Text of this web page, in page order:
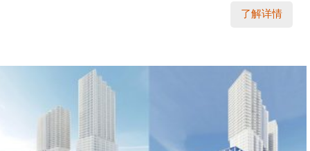
大多伦多教育网站
大多伦多医疗机构
加拿大银行贷款机构
了解详情